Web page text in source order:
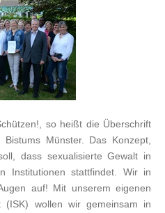
so heißt die Überschrift
Münster. Das Konzept,
dass sexualisierte Gewalt in
Institutionen stattfindet. Wir in
auf! Mit unserem eigenen
(ISK) wollen wir gemeinsam in